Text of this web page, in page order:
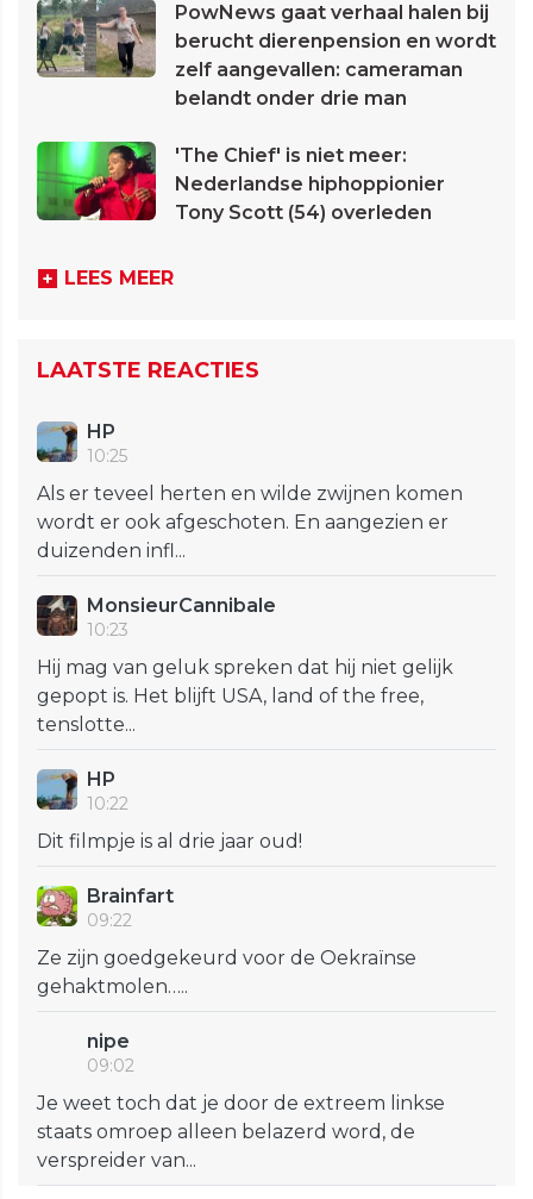
PowNews gaat verhaal halen bij
berucht dierenpension en wordt
zelf aangevallen: cameraman
belandt onder drie man
'The Chief' is niet meer:
Nederlandse hiphoppionier
Tony Scott (54) overleden
LEES MEER
LAATSTE REACTIES
HP
10:25
Als er teveel herten en wilde zwijnen komen
wordt er ook afgeschoten. En aangezien er
duizenden infl...
MonsieurCannibale
10:23
Hij mag van geluk spreken dat hij niet gelijk
gepopt is. Het blijft USA, land of the free,
tenslotte...
HP
10:22
Dit filmpje is al drie jaar oud!
Brainfart
09:22
Ze zijn goedgekeurd voor de Oekraïnse
gehaktmolen…..
nipe
09:02
Je weet toch dat je door de extreem linkse
staats omroep alleen belazerd word, de
verspreider van...